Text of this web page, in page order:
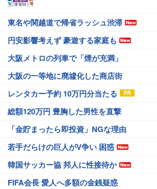
東名や関越道で帰省ラッシュ渋滞
円安影響考えず 豪遊する家庭も
大阪メトロの列車で「煙が充満」
大阪の一等地に廃墟化した商店街
レンタカー予約 10万円分当たる
総額120万円 豊胸した男性を直撃
「金貯まったら即投資」NGな理由
若手だらけの巨人がV争い 困惑
韓国サッカー協 邦人に性接待か
FIFA会長 愛人へ多額の金銭疑惑